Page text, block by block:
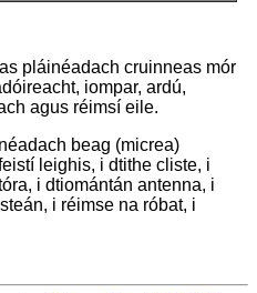
pláinéadach cruinneas mór
iompar, ardú,
agus réimsí eile.
beag (micrea)
leighis, i dtithe cliste, i
i dtiomántán antenna, i
i réimse na róbat, i